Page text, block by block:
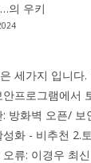
의 우키
세가지 입니다.
안프로그램에서
: 방화벽 오픈/ 보
성화 - 비추천 2.
오류: 이경우 최